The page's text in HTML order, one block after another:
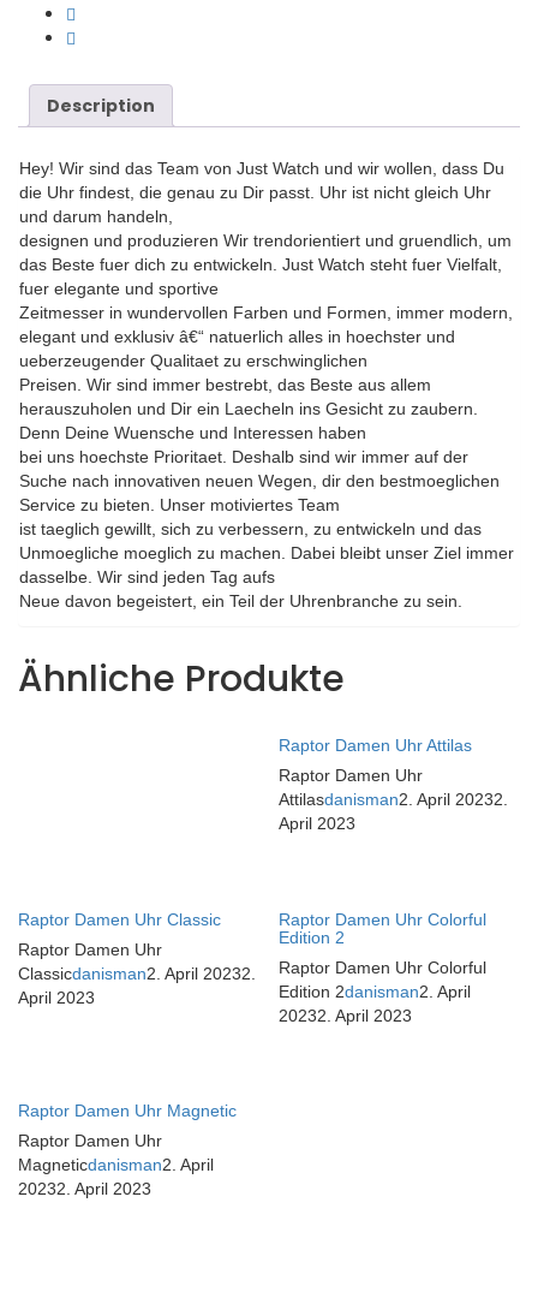
Description
Hey! Wir sind das Team von Just Watch und wir wollen, dass Du
die Uhr findest, die genau zu Dir passt. Uhr ist nicht gleich Uhr
und darum handeln,
designen und produzieren Wir trendorientiert und gruendlich, um
das Beste fuer dich zu entwickeln. Just Watch steht fuer Vielfalt,
fuer elegante und sportive
Zeitmesser in wundervollen Farben und Formen, immer modern,
elegant und exklusiv â€“ natuerlich alles in hoechster und
ueberzeugender Qualitaet zu erschwinglichen
Preisen. Wir sind immer bestrebt, das Beste aus allem
herauszuholen und Dir ein Laecheln ins Gesicht zu zaubern.
Denn Deine Wuensche und Interessen haben
bei uns hoechste Prioritaet. Deshalb sind wir immer auf der
Suche nach innovativen neuen Wegen, dir den bestmoeglichen
Service zu bieten. Unser motiviertes Team
ist taeglich gewillt, sich zu verbessern, zu entwickeln und das
Unmoegliche moeglich zu machen. Dabei bleibt unser Ziel immer
dasselbe. Wir sind jeden Tag aufs
Neue davon begeistert, ein Teil der Uhrenbranche zu sein.
Ähnliche Produkte
Raptor Damen Uhr Attilas
Raptor Damen Uhr
Attilasdanisman2. April 20232.
April 2023
Raptor Damen Uhr Classic
Raptor Damen Uhr
Classicdanisman2. April 20232.
April 2023
Raptor Damen Uhr Colorful
Edition 2
Raptor Damen Uhr Colorful
Edition 2danisman2. April
20232. April 2023
Raptor Damen Uhr Magnetic
Raptor Damen Uhr
Magneticdanisman2. April
20232. April 2023